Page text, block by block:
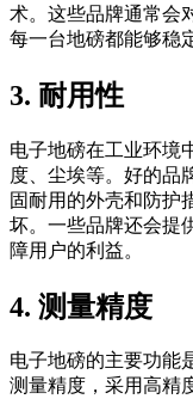
术。这些品牌通常会
每一台地磅都能够稳
3. 耐用性
电子地磅在工业环境
度、尘埃等。好的品
固耐用的外壳和防护
坏。一些品牌还会提
障用户的利益。
4. 测量精度
电子地磅的主要功能
测量精度，采用高精